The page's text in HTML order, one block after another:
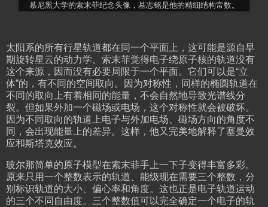
慕尼黑大学的索末菲纪念头像，墓志铭是他的精细结构常数。
太阳系的所有行星轨道都在同一个平面上，这可能是源自早
期旋转星云的动力学。索末菲觉得电子绕原子核的轨道没有
这个来源，因而没有必要局限于一个平面。它们可以是“立
体”的，有不同的空间取向。因为对称性，同样的椭圆轨道在
不同的取向上有着相同的能量，不会自然地导致光谱线分
裂。但如果外加一个磁场或电场，这个对称性就会被破坏。
因为不同取向的轨道上电子与外加电场、磁场方向的角度不
同，会出现能量上的差异。这样，他又完美地解释了塞曼效
应和斯塔克效应。
玻尔那简单的原子模型在索末菲手上一下子变得丰富多彩。
原来只用一个整数表示的轨道、能级现在需要三个整数，分
别标识轨道的大小、偏心率和角度。这也正是电子轨道运动
的三个不同自由度。三个整数值可以完全确定一个电子的轨